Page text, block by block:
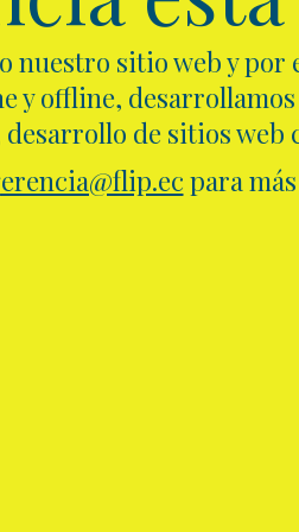
nuestro sitio web y por
y offline,
de sitios
para